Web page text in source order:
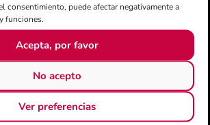
consentimiento, puede afectar negativamente a
funciones.
Acepta, por favor
No acepto
Ver preferencias
+ Añadir a Google Calendar
+ exportación iCal / Outlook